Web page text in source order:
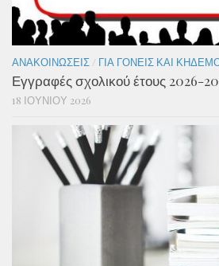
ΑΝΑΚΟΙΝΏΣΕΙΣ / ΓΙΑ ΓΟΝΕΊΣ ΚΑΙ
Εγγραφές σχολικού έτους 2026-
18 ΙΟΥΝΊΟΥ 2026